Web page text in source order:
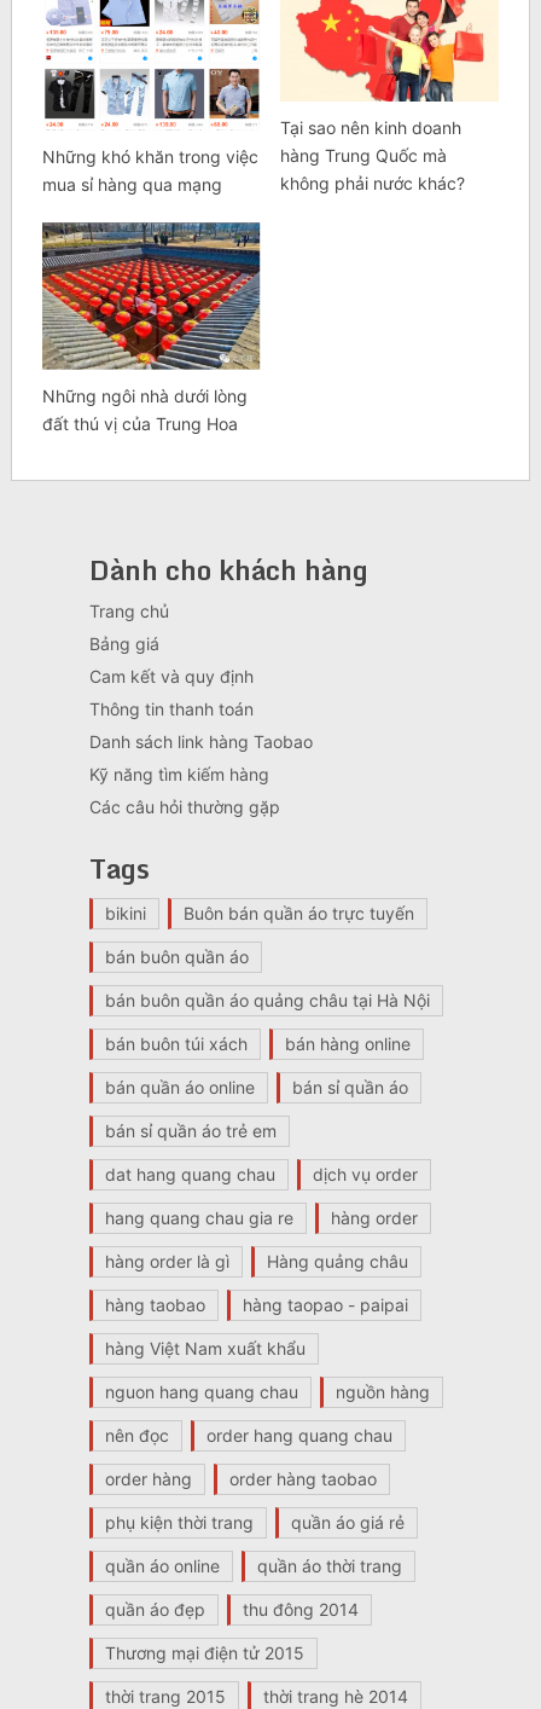
Những khó khăn trong việc
mua sỉ hàng qua mạng
Tại sao nên kinh doanh
hàng Trung Quốc mà
không phải nước khác?
Những ngôi nhà dưới lòng
đất thú vị của Trung Hoa
Dành cho khách hàng
Trang chủ
Bảng giá
Cam kết và quy định
Thông tin thanh toán
Danh sách link hàng Taobao
Kỹ năng tìm kiếm hàng
Các câu hỏi thường gặp
Tags
bikini Buôn bán quần áo trực tuyến
bán buôn quần áo
bán buôn quần áo quảng châu tại Hà Nội
bán buôn túi xách bán hàng online
bán quần áo online bán sỉ quần áo
bán sỉ quần áo trẻ em
dat hang quang chau dịch vụ order
hang quang chau gia re hàng order
hàng order là gì Hàng quảng châu
hàng taobao hàng taopao - paipai
hàng Việt Nam xuất khẩu
nguon hang quang chau nguồn hàng
nên đọc order hang quang chau
order hàng order hàng taobao
phụ kiện thời trang quần áo giá rẻ
quần áo online quần áo thời trang
quần áo đẹp thu đông 2014
Thương mại điện tử 2015
thời trang 2015 thời trang hè 2014